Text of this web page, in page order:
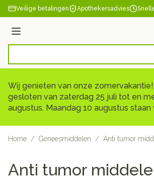
Ga naar de inhoud
Veilige betalingen Apothekersadvies
Menu
Wij genieten van onze
gesloten van zaterdag 25 juli tot en
augustus. Maandag 10 augustus
Home / Geneesmiddelen / Anti tumor
Anti tumor